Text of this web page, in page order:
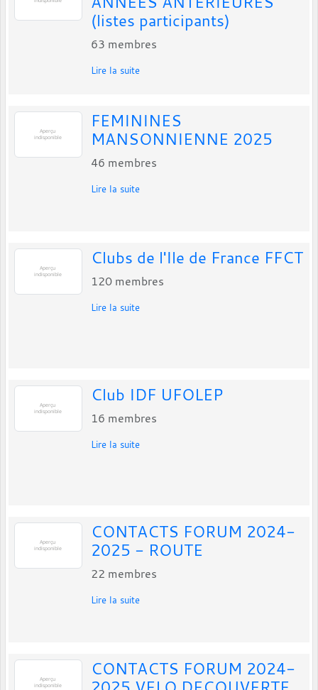
(listes participants)
63 membres
Lire la suite
FEMININES
MANSONNIENNE 2025
46 membres
Lire la suite
Clubs de l'Ile de France FFCT
120 membres
Lire la suite
Club IDF UFOLEP
16 membres
Lire la suite
CONTACTS FORUM 2024-
2025 - ROUTE
22 membres
Lire la suite
CONTACTS FORUM 2024-